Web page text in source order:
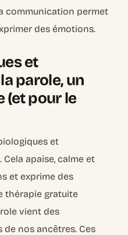
la communication permet
des émotions.
et
parole, un
(et pour le
et
apaise, calme et
et exprime des
thérapie gratuite
vient des
nos ancêtres. Ces